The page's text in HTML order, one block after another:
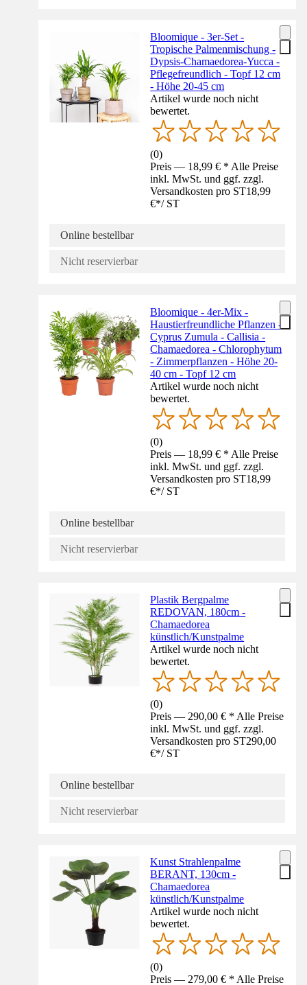
Bloomique - 3er-Set -
Tropische Palmenmischung -
Dypsis-Chamaedorea-Yucca -
Pflegefreundlich - Topf 12 cm
- Höhe 20-45 cm
Artikel wurde noch nicht
bewertet.
(0)
Preis — 18,99 € * Alle Preise
inkl. MwSt. und ggf. zzgl.
Versandkosten pro ST18,99
€*/ ST
Online bestellbar
Nicht reservierbar
Bloomique - 4er-Mix -
Haustierfreundliche Pflanzen -
Cyprus Zumula - Callisia -
Chamaedorea - Chlorophytum
- Zimmerpflanzen - Höhe 20-
40 cm - Topf 12 cm
Artikel wurde noch nicht
bewertet.
(0)
Preis — 18,99 € * Alle Preise
inkl. MwSt. und ggf. zzgl.
Versandkosten pro ST18,99
€*/ ST
Online bestellbar
Nicht reservierbar
Plastik Bergpalme
REDOVAN, 180cm -
Chamaedorea
künstlich/Kunstpalme
Artikel wurde noch nicht
bewertet.
(0)
Preis — 290,00 € * Alle Preise
inkl. MwSt. und ggf. zzgl.
Versandkosten pro ST290,00
€*/ ST
Online bestellbar
Nicht reservierbar
Kunst Strahlenpalme
BERANT, 130cm -
Chamaedorea
künstlich/Kunstpalme
Artikel wurde noch nicht
bewertet.
(0)
Preis — 279,00 € * Alle Preise